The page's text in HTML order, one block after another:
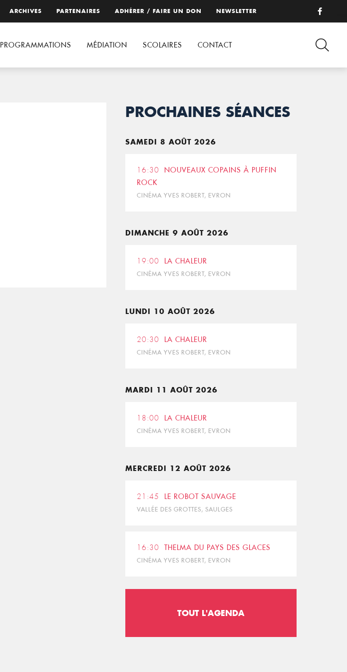
ARCHIVES PARTENAIRES ADHÉRER / FAIRE UN DON NEWSLETTER
PROGRAMMATIONS MÉDIATION SCOLAIRES CONTACT
PROCHAINES SÉANCES
SAMEDI 8 AOÛT 2026
16:30
NOUVEAUX COPAINS À PUFFIN
ROCK
CINÉMA YVES ROBERT, EVRON
DIMANCHE 9 AOÛT 2026
19:00 LA CHALEUR
CINÉMA YVES ROBERT, EVRON
LUNDI 10 AOÛT 2026
20:30 LA CHALEUR
CINÉMA YVES ROBERT, EVRON
MARDI 11 AOÛT 2026
18:00 LA CHALEUR
CINÉMA YVES ROBERT, EVRON
MERCREDI 12 AOÛT 2026
21:45 LE ROBOT SAUVAGE
VALLÉE DES GROTTES, SAULGES
16:30 THELMA DU PAYS DES GLACES
CINÉMA YVES ROBERT, EVRON
TOUT L'AGENDA